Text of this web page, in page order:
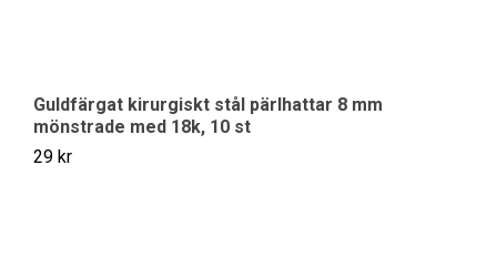
Guldfärgat kirurgiskt stål pärlhattar 8 mm
mönstrade med 18k, 10 st
29 kr